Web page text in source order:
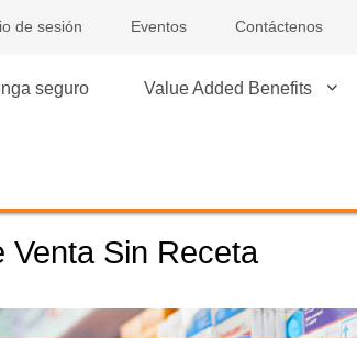
de sesión Eventos Contáctenos
seguro Value Added Benefits
Venta Sin Receta